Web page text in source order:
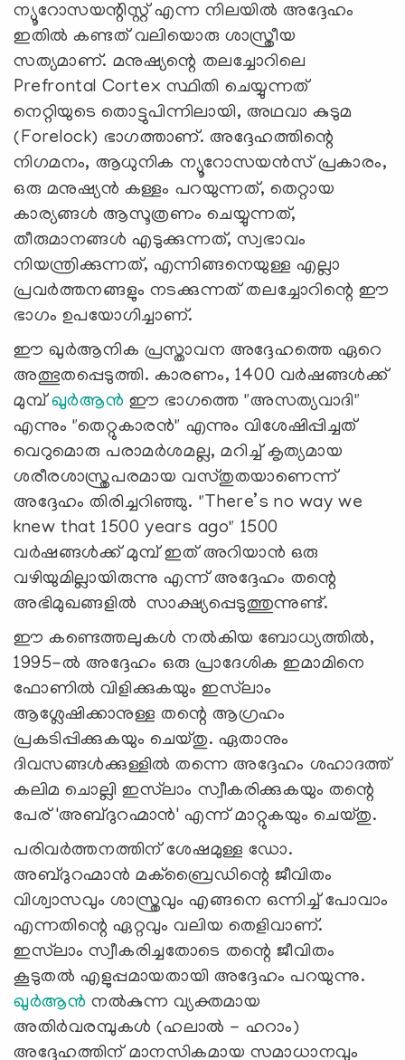
ന്യൂറോസയന്റിസ്റ്റ് എന്ന നിലയിൽ അദ്ദേഹം
ഇതിൽ കണ്ടത് വലിയൊരു ശാസ്ത്രീയ
സത്യമാണ്. മനുഷ്യന്റെ തലച്ചോറിലെ
Prefrontal Cortex സ്ഥിതി ചെയ്യുന്നത്
നെറ്റിയുടെ തൊട്ടുപിന്നിലായി, അഥവാ കുടുമ
(Forelock) ഭാഗത്താണ്. അദ്ദേഹത്തിന്റെ
നിഗമനം, ആധുനിക ന്യൂറോസയൻസ് പ്രകാരം,
ഒരു മനുഷ്യൻ കള്ളം പറയുന്നത്, തെറ്റായ
കാര്യങ്ങൾ ആസൂത്രണം ചെയ്യുന്നത്,
തീരുമാനങ്ങൾ എടുക്കുന്നത്, സ്വഭാവം
നിയന്ത്രിക്കുന്നത്, എന്നിങ്ങനെയുള്ള എല്ലാ
പ്രവർത്തനങ്ങളും നടക്കുന്നത് തലച്ചോറിന്റെ ഈ
ഭാഗം ഉപയോഗിച്ചാണ്.
ഈ ഖുർആനിക പ്രസ്താവന അദ്ദേഹത്തെ ഏറെ
അത്ഭുതപ്പെടുത്തി. കാരണം, 1400 വർഷങ്ങൾക്ക്
മുമ്പ്ഖുർആൻ ഈ ഭാഗത്തെ "അസത്യവാദി"
എന്നും "തെറ്റുകാരൻ" എന്നും വിശേഷിപ്പിച്ചത്
വെറുമൊരു പരാമര്‍ശമല്ല, മറിച്ച് കൃത്യമായ
ശരീരശാസ്ത്രപരമായ വസ്തുതയാണെന്ന്
അദ്ദേഹം തിരിച്ചറിഞ്ഞു. "There’s no way we
knew that 1500 years ago" 1500
വർഷങ്ങൾക്ക് മുമ്പ് ഇത് അറിയാൻ ഒരു
വഴിയുമില്ലായിരുന്നു എന്ന് അദ്ദേഹം തന്റെ
അഭിമുഖങ്ങളിൽ സാക്ഷ്യപ്പെടുത്തുന്നുണ്ട്.
ഈ കണ്ടെത്തലുകൾ നൽകിയ ബോധ്യത്തിൽ,
1995-ൽ അദ്ദേഹം ഒരു പ്രാദേശിക ഇമാമിനെ
ഫോണിൽ വിളിക്കുകയും ഇസ്‍ലാം
ആശ്ലേഷിക്കാനുള്ള തന്റെ ആഗ്രഹം
പ്രകടിപ്പിക്കുകയും ചെയ്തു. ഏതാനും
ദിവസങ്ങൾക്കുള്ളിൽ തന്നെ അദ്ദേഹം ശഹാദത്ത്
കലിമ ചൊല്ലി ഇസ്‌ലാം സ്വീകരിക്കുകയും തന്റെ
പേര് 'അബ്ദുറഹ്മാൻ' എന്ന് മാറ്റുകയും ചെയ്തു.
പരിവർത്തനത്തിന് ശേഷമുള്ള ഡോ.
അബ്ദുറഹ്മാൻ മക്ബ്രൈഡിന്റെ ജീവിതം
വിശ്വാസവും ശാസ്ത്രവും എങ്ങനെ ഒന്നിച്ച് പോവാം
എന്നതിന്റെ ഏറ്റവും വലിയ തെളിവാണ്.
ഇസ്‌ലാം സ്വീകരിച്ചതോടെ തന്റെ ജീവിതം
കൂടുതൽ എളുപ്പമായതായി അദ്ദേഹം പറയുന്നു.
ഖുർആൻ നൽകുന്ന വ്യക്തമായ
അതിർവരമ്പുകൾ (ഹലാൽ - ഹറാം)
അദ്ദേഹത്തിന് മാനസികമായ സമാധാനവും